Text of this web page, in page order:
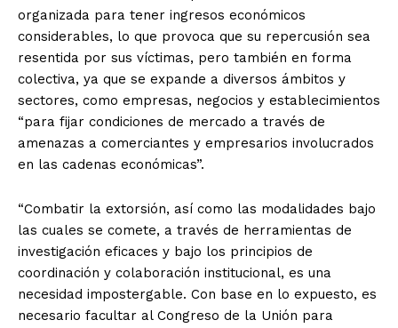
organizada para tener ingresos económicos
considerables, lo que provoca que su repercusión sea
resentida por sus víctimas, pero también en forma
colectiva, ya que se expande a diversos ámbitos y
sectores, como empresas, negocios y establecimientos
“para fijar condiciones de mercado a través de
amenazas a comerciantes y empresarios involucrados
en las cadenas económicas”.
“Combatir la extorsión, así como las modalidades bajo
las cuales se comete, a través de herramientas de
investigación eficaces y bajo los principios de
coordinación y colaboración institucional, es una
necesidad impostergable. Con base en lo expuesto, es
necesario facultar al Congreso de la Unión para